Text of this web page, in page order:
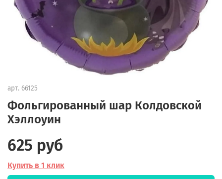
арт. 66125
Фольгированный шар Колдовской
Хэллоуин
625 руб
Купить в 1 клик